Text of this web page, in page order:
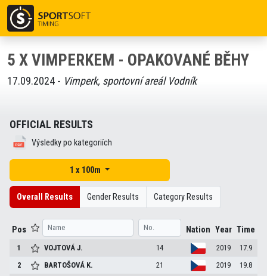
5 X VIMPERKEM - OPAKOVANÉ BĚHY
17.09.2024 - Vimperk, sportovní areál Vodník
OFFICIAL RESULTS
Výsledky po kategoriích
1 x 100m
Overall Results Gender Results Category Results
Pos Nation Year Time
1 VOJTOVÁJ. 14 2019
17.9
2
BARTOŠOVÁ K. 21 2019
19.8